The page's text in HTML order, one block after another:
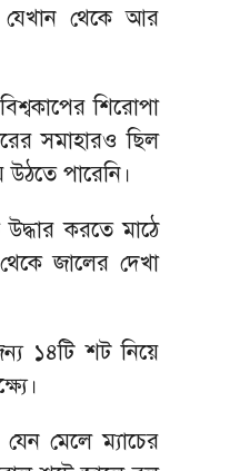
যেখান থেকে আর
শিরোপা
সমাহারও ছিল
পারেনি।
করতে মাঠে
জালের দেখা
১৪টি শট নিয়ে
মেলে ম্যাচের